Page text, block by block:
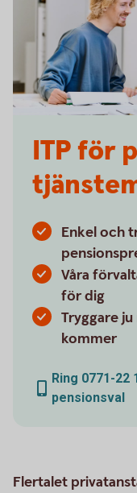
ITP för
Enkel och
Våra
för dig
Tryggare
kommer
Ring 0771-22
pensionsval
Flertalet